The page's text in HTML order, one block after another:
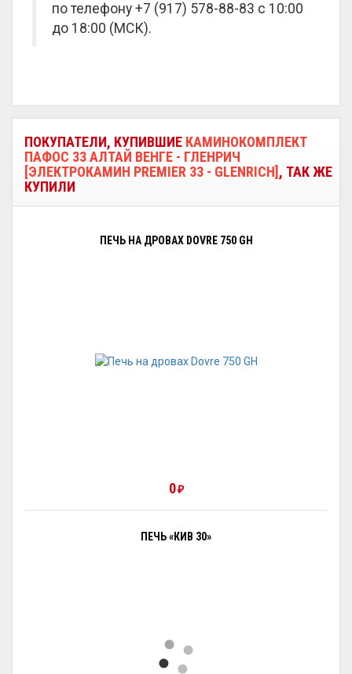
по телефону +7 (917) 578-88-83 с 10:00
до 18:00 (МСК).
ПОКУПАТЕЛИ, КУПИВШИЕ КАМИНОКОМПЛЕКТ
ПАФОС 33 АЛТАЙ ВЕНГЕ - ГЛЕНРИЧ
[ЭЛЕКТРОКАМИН PREMIER 33 - GLENRICH] , ТАК ЖЕ
КУПИЛИ
ПЕЧЬ НА ДРОВАХ DOVRE 750 GH
0₽
ПЕЧЬ «КИВ 30»